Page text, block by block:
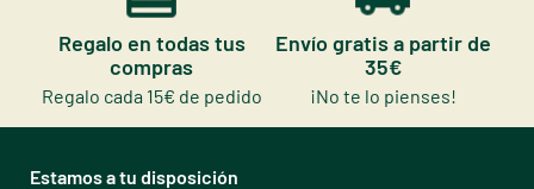
Regalo en todas tus
compras
Regalo cada 15€ de pedido
Envío gratis a partir de
35€
¡No te lo pienses!
Estamos a tu disposición